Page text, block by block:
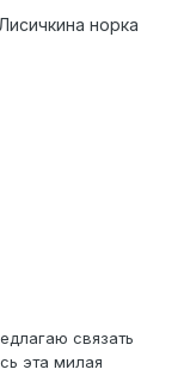
норка
связать
эта милая